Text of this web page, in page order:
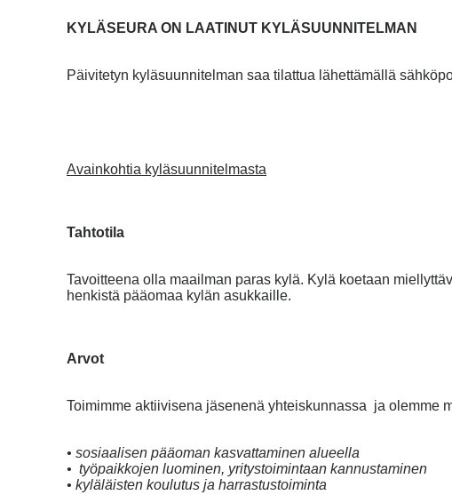
KYLÄSEURA ON LAATINUT KYLÄSUUNNITELMAN
Päivitetyn kyläsuunnitelman saa tilattua lähettämällä
Avainkohtia kyläsuunnitelmasta
Tahtotila
Tavoitteena olla maailman paras kylä. Kylä koetaan
henkistä pääomaa kylän asukkaille.
Arvot
Toimimme aktiivisena jäsenenä yhteiskunnassa ja olemme
• sosiaalisen pääoman kasvattaminen alueella
• työpaikkojen luominen, yritystoimintaan kannustaminen
• kyläläisten koulutus ja harrastustoiminta